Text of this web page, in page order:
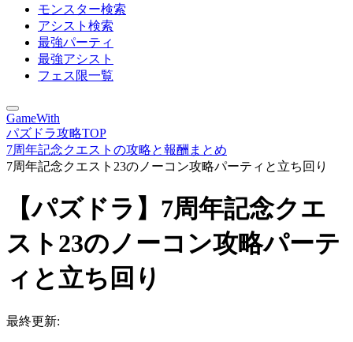
モンスター検索
アシスト検索
最強パーティ
最強アシスト
フェス限一覧
GameWith
パズドラ攻略TOP
7周年記念クエストの攻略と報酬まとめ
7周年記念クエスト23のノーコン攻略パーティと立ち回り
【パズドラ】7周年記念クエ
スト23のノーコン攻略パーテ
ィと立ち回り
最終更新: